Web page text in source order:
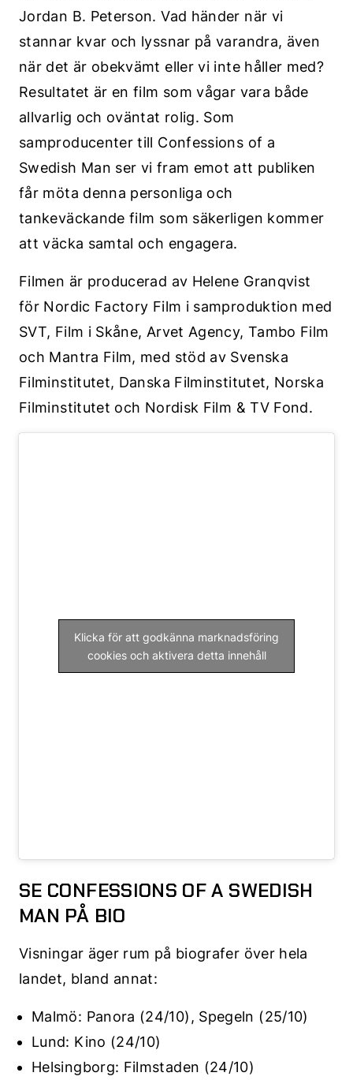
Jordan B. Peterson. Vad händer när vi
stannar kvar och lyssnar på varandra, även
när det är obekvämt eller vi inte håller med?
Resultatet är en film som vågar vara både
allvarlig och oväntat rolig. Som
samproducenter till Confessions of a
Swedish Man ser vi fram emot att publiken
får möta denna personliga och
tankeväckande film som säkerligen kommer
att väcka samtal och engagera.
Filmen är producerad av Helene Granqvist
för Nordic Factory Film i samproduktion med
SVT, Film i Skåne, Arvet Agency, Tambo Film
och Mantra Film, med stöd av Svenska
Filminstitutet, Danska Filminstitutet, Norska
Filminstitutet och Nordisk Film & TV Fond.
Klicka för att godkänna marknadsföring
cookies och aktivera detta innehåll
SE CONFESSIONS OF A SWEDISH
MAN PÅ BIO
Visningar äger rum på biografer över hela
landet, bland annat:
Malmö: Panora (24/10), Spegeln (25/10)
Lund: Kino (24/10)
Helsingborg: Filmstaden (24/10)